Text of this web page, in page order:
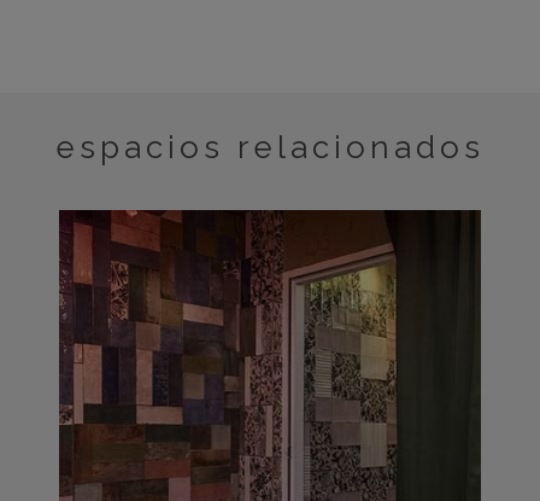
espacios relacionados